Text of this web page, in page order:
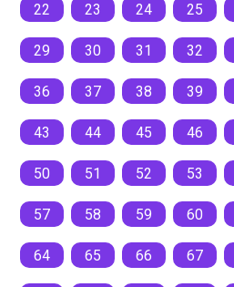
22 23 24 25
29 30 31 32
36 37 38 39
43 44 45 46
50 51 52 53
57 58 59 60
64 65 66 67